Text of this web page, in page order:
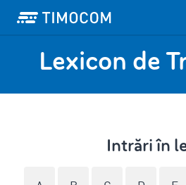
Lexicon de
Intrări în